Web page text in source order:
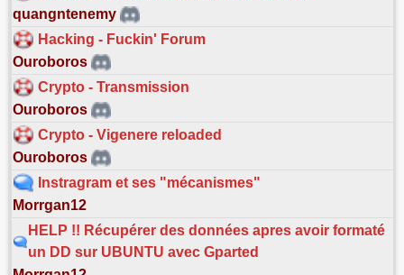
quangntenemy
Hacking - Fuckin' Forum
Ouroboros
Crypto - Transmission
Ouroboros
Crypto - Vigenere reloaded
Ouroboros
Instragram et ses "mécanismes"
Morrgan12
HELP !! Récupérer des données apres avoir formaté
un DD sur UBUNTU avec Gparted